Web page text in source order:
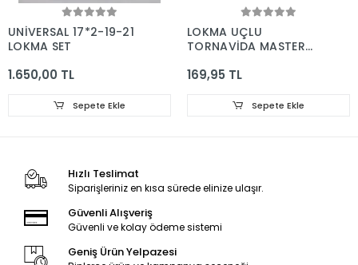
UNİVERSAL 17*2-19-21
LOKMA SET
1.650,00 TL
Sepete Ekle
LOKMA UÇLU
TORNAVİDA MASTER
169,95 TL
Sepete Ekle
Hızlı Teslimat
Siparişleriniz en kısa sürede elinize ulaşır.
Güvenli Alışveriş
Güvenli ve kolay ödeme sistemi
Geniş Ürün Yelpazesi